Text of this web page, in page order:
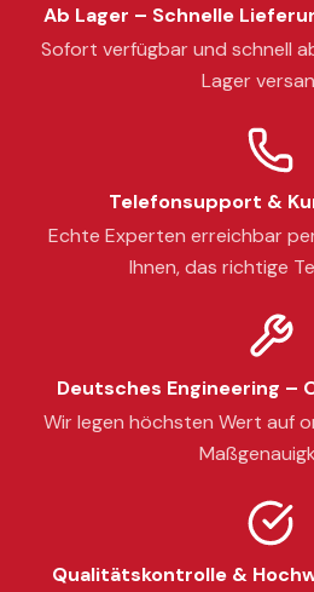
Ab Lager – Schnelle
Sofort verfügbar und schnell
Lager
Telefonsupport &
Echte Experten erreichbar
Ihnen, das richtige
Deutsches Engineering –
Wir legen höchsten Wert auf
Qualitätskontrolle &